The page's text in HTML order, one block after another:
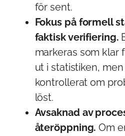
för sent.
Fokus på formell
faktisk verifiering.
markeras som klar
ut i statistiken,
kontrollerat om
löst.
Avsaknad av
återöppning. Om